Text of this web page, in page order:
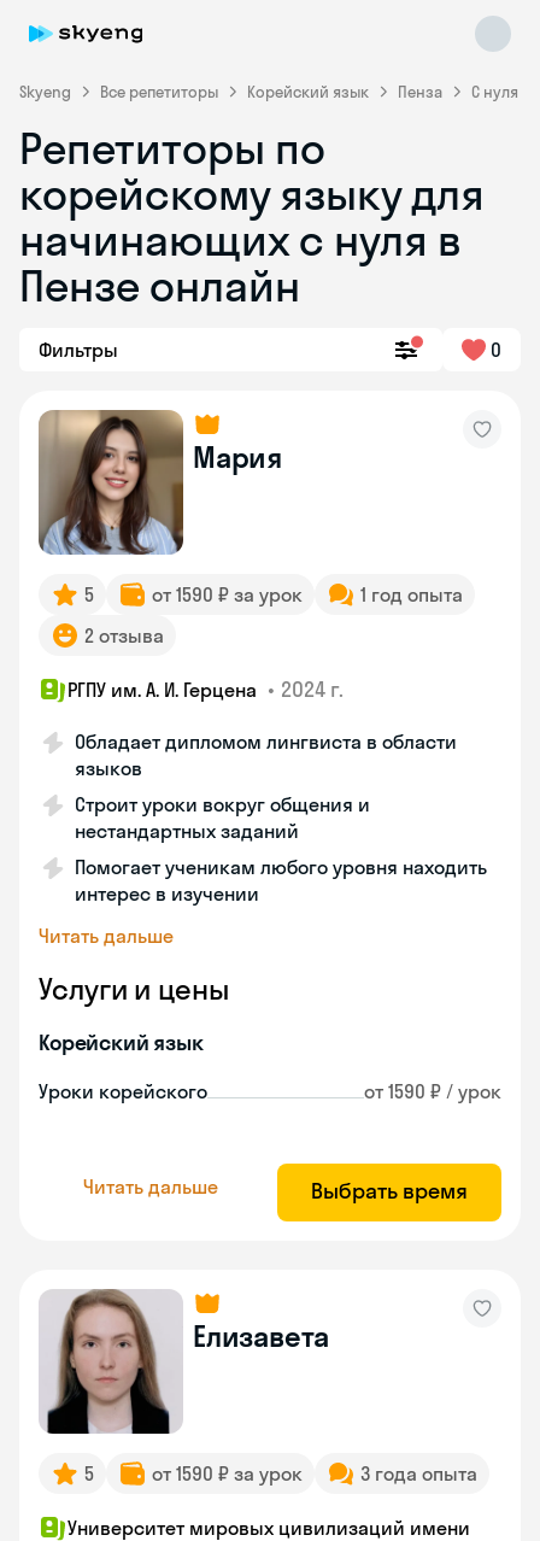
Skyeng Все репетиторы Корейский язык Пенза С нуля
Репетиторы по
корейскому языку для
начинающих с нуля в
Пензе онлайн
Фильтры 0
Мария
5 от 1590 ₽ за урок
1 год опыта
2 отзыва
РГПУ им. А. И. Герцена • 2024 г.
Обладает дипломом лингвиста в области
языков
Строит уроки вокруг общения и
нестандартных заданий
Помогает ученикам любого уровня находить
интерес в изучении
Читать дальше
Услуги и цены
Корейский язык
Уроки корейского от 1590 ₽ / урок
Читать дальше Выбрать время
Елизавета
5 от 1590 ₽ за урок 3 года опыта
Университет мировых цивилизаций имени
Skyeng Chat